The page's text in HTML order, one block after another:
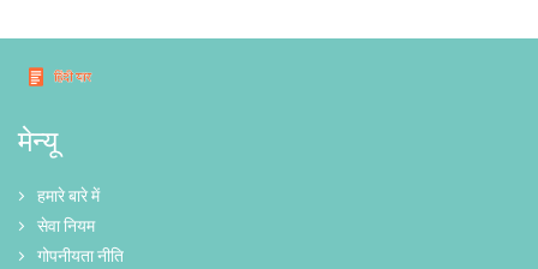
मेन्यू
हमारे बारे में
सेवा नियम
गोपनीयता नीति